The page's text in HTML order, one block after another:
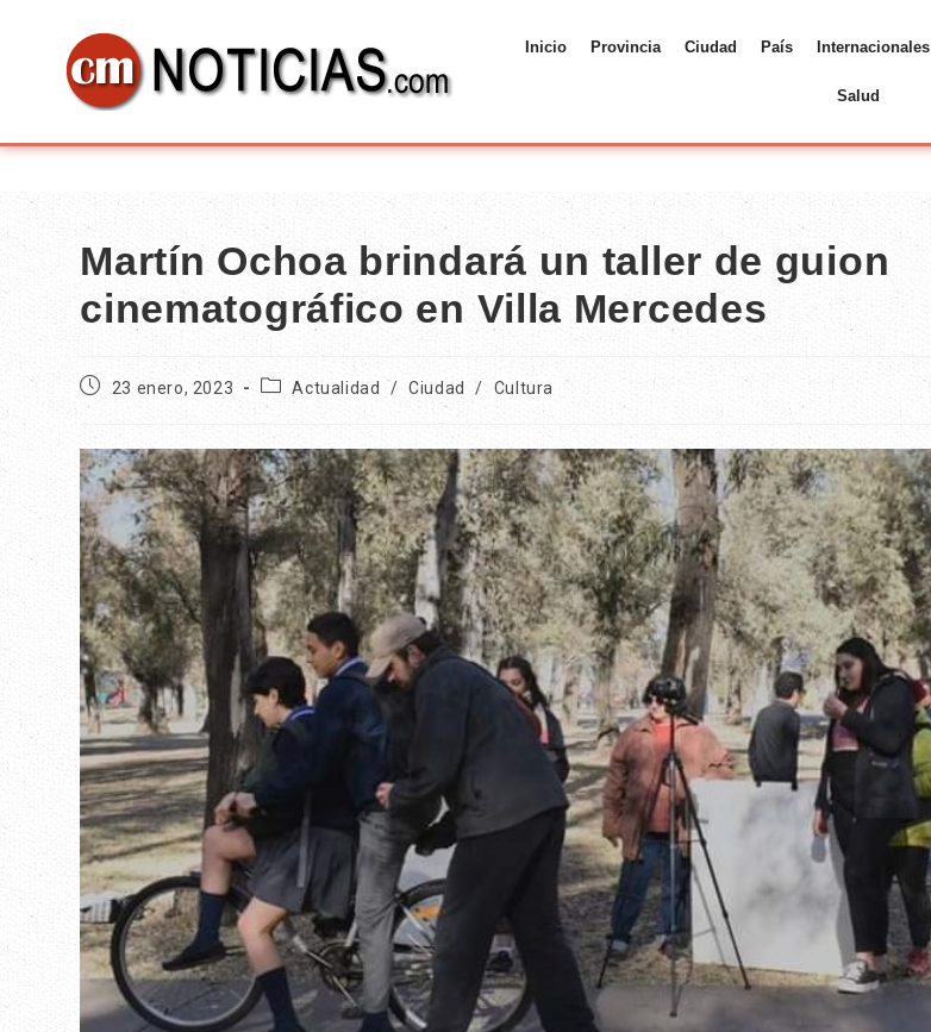
Inicio Provincia Ciudad País Internacionales
Salud
Martín Ochoa brindará un taller de guion
cinematográfico en Villa Mercedes
23 enero, 2023 Actualidad / Ciudad / Cultura